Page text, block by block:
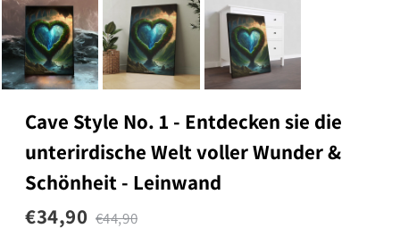
Cave Style No. 1 - Entdecken sie die
unterirdische Welt voller Wunder &
Schönheit - Leinwand
€34,90 €44,90